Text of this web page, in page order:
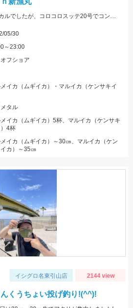
当日は時化でなかなかテクニカルでしたが、コロコロスッテ20号でコンスタントに釣る事が出来ました！
05/30
～23:00
フショア
イカ（ムギイカ）・マルイカ（ケンサキイ
タル
イカ（ムギイカ）5杯、マルイカ（ケンサキ
4杯
イカ（ムギイカ）～30㎝、マルイカ（ケン
カ）～35㎝
イシグロ名東引山店 2144 view
くうちょい投げ釣り!(^^)!